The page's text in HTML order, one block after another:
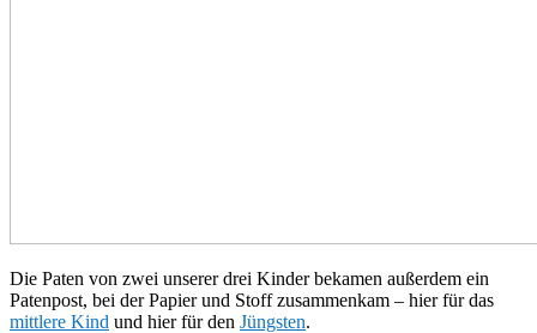
Die Paten von zwei unserer drei Kinder bekamen außerdem ein
Patenpost, bei der Papier und Stoff zusammenkam – hier für das
mittlere Kind und hier für den Jüngsten.